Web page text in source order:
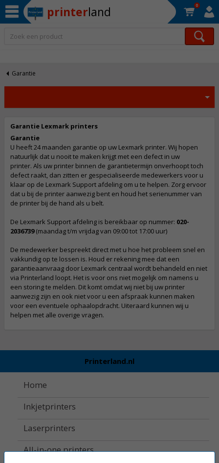
printerland 0
Garantie
Garantie Lexmark printers
Garantie
U heeft 24 maanden garantie op uw Lexmark printer. Wij hopen
natuurlijk dat u nooit te maken krijgt met een defect in uw
printer. Als uw printer binnen de garantietermijn onverhoopt toch
defect raakt, dan zitten er gespecialiseerde medewerkers voor u
klaar op de Lexmark Support afdeling om u te helpen. Zorg ervoor
dat u bij de printer aanwezig bent en houd het serienummer van
de printer bij de hand als u belt.
De Lexmark Support afdeling is bereikbaar op nummer: 020-
2036739(maandag t/m vrijdag van 09:00 tot 17:00 uur)
De medewerker bespreekt direct met u hoe het probleem snel en
vakkundig op te lossen is. Houd er rekening mee dat een
garantieaanvraag door Lexmark centraal wordt behandeld en niet
via Printerland loopt. Het is voor ons niet mogelijk om namens u
een storing te melden. Dit komt omdat wij niet bij uw printer
aanwezig zijn en ook niet voor u een afspraak kunnen maken
voor een eventuele ophaalopdracht. Uiteraard kunnen wij u
helpen met alle overige vragen.
Printerland.nl
Home
Inkjetprinters
Laserprinters
All-in-one printers